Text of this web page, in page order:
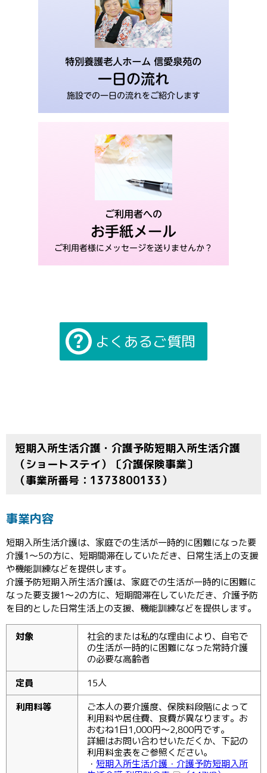
よくあるご質問
短期入所生活介護・介護予防短期入所生活介護
（ショートステイ）〔介護保険事業〕
（事業所番号：1373800133）
事業内容
短期入所生活介護は、家庭での生活が一時的に困難になった要
介護1～5の方に、短期間滞在していただき、日常生活上の支援
や機能訓練などを提供します。
介護予防短期入所生活介護は、家庭での生活が一時的に困難に
なった要支援1～2の方に、短期間滞在していただき、介護予防
を目的とした日常生活上の支援、機能訓練などを提供します。
対象
社会的または私的な理由により、自宅で
の生活が一時的に困難になった常時介護
の必要な高齢者
定員
15人
利用料等
ご本人の要介護度、保険料段階によって
利用料や居住費、食費が異なります。お
おむね1日1,000円～2,800円です。
詳細はお問い合わせいただくか、下記の
利用料金表をご参照ください。
・ 短期入所生活介護・介護予防短期入所